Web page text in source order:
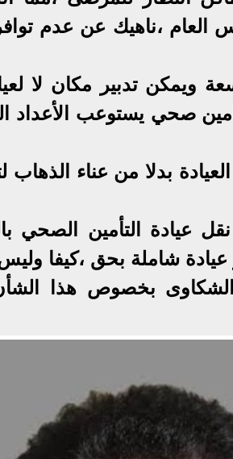
،ناهيك عن عدم
ويمكن تدبير مكان لا
صحي يستوعب الأعداد
بدلا من عناء الذهاب
عيادة التأمين الصحي
عيادة شاملة بحق ،كيفا
الشكاوى بخصوص هذا